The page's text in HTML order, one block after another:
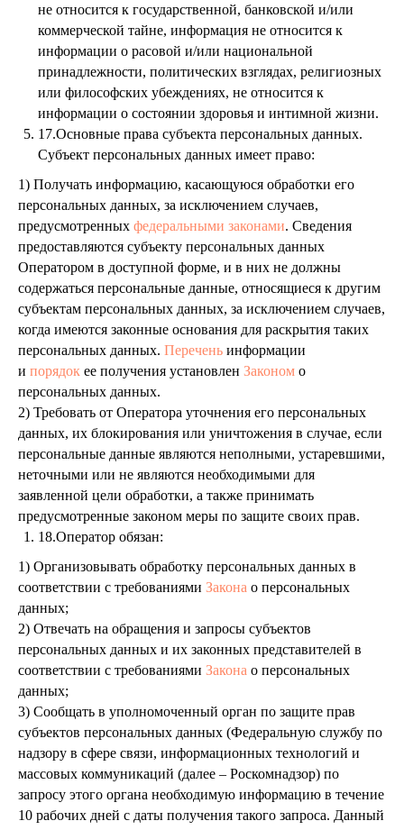
не относится к государственной, банковской и/или
коммерческой тайне, информация не относится к
информации о расовой и/или национальной
принадлежности, политических взглядах, религиозных
или философских убеждениях, не относится к
информации о состоянии здоровья и интимной жизни.
17.Основные права субъекта персональных данных.
Субъект персональных данных имеет право:
1) Получать информацию, касающуюся обработки его
персональных данных, за исключением случаев,
предусмотренных федеральными законами. Сведения
предоставляются субъекту персональных данных
Оператором в доступной форме, и в них не должны
содержаться персональные данные, относящиеся к другим
субъектам персональных данных, за исключением случаев,
когда имеются законные основания для раскрытия таких
персональных данных. Перечень информации
и порядок ее получения установлен Законом о
персональных данных.
2) Требовать от Оператора уточнения его персональных
данных, их блокирования или уничтожения в случае, если
персональные данные являются неполными, устаревшими,
неточными или не являются необходимыми для
заявленной цели обработки, а также принимать
предусмотренные законом меры по защите своих прав.
18.Оператор обязан:
1) Организовывать обработку персональных данных в
соответствии с требованиями Закона о персональных
данных;
2) Отвечать на обращения и запросы субъектов
персональных данных и их законных представителей в
соответствии с требованиями Закона о персональных
данных;
3) Сообщать в уполномоченный орган по защите прав
субъектов персональных данных (Федеральную службу по
надзору в сфере связи, информационных технологий и
массовых коммуникаций (далее – Роскомнадзор) по
запросу этого органа необходимую информацию в течение
10 рабочих дней с даты получения такого запроса. Данный